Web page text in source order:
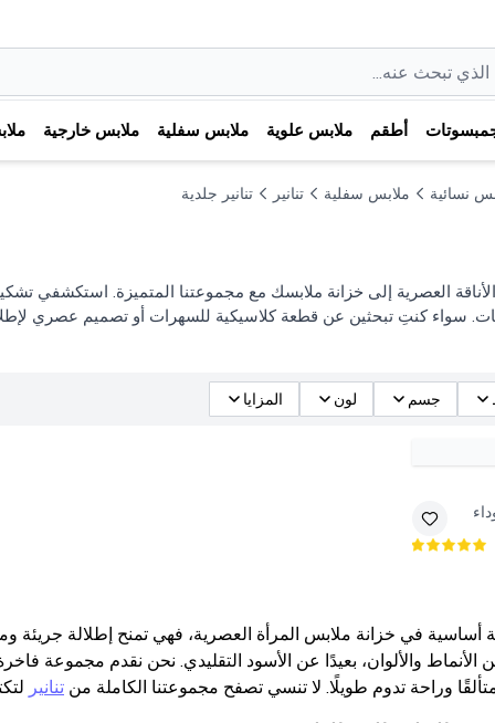
أطقم ملابس علوية ملابس سفلية ملابس خارجية
نسائية ملابس سفلية تنانير تنانير جلدية
العصرية إلى خزانة ملابسك مع مجموعتنا المتميزة. استكشفي
سواء كنتِ تبحثين عن قطعة كلاسيكية للسهرات أو تصميم عصري
جسم لون المزايا
أساسية في خزانة ملابس المرأة العصرية، فهي تمنح إطلالة
والألوان، بعيدًا عن الأسود التقليدي. نحن نقدم مجموعة
وراحة تدوم طويلًا. لا تنسي تصفح مجموعتنا الكاملة من تنانير